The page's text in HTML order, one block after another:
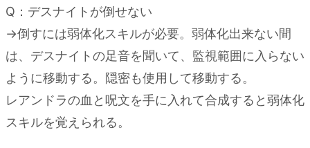
Q：デスナイトが倒せない
→倒すには弱体化スキルが必要。弱体化出来ない間
は、デスナイトの足音を聞いて、監視範囲に入らない
ように移動する。隠密も使用して移動する。
レアンドラの血と呪文を手に入れて合成すると弱体化
スキルを覚えられる。